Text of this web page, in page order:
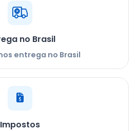
no Brasil
entrega no Brasil
Impostos